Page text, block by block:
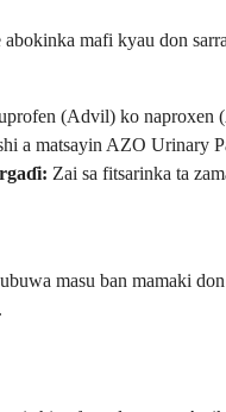
mafi kyau don
(Advil) ko naproxen
a matsayin AZO Urinary
Zai sa fitsarinka ta
masu ban mamaki